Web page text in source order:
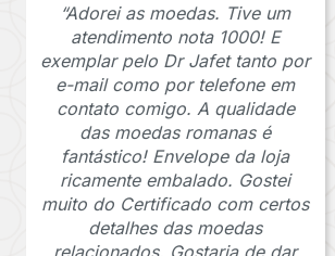
“Adorei as moedas. Tive um
atendimento nota 1000! E
exemplar pelo Dr Jafet tanto por
e-mail como por telefone em
contato comigo. A qualidade
das moedas romanas é
fantástico! Envelope da loja
ricamente embalado. Gostei
muito do Certificado com certos
detalhes das moedas
relacionados. Gostaria de dar